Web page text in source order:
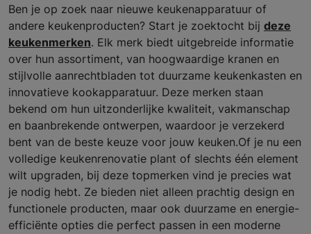
Ben je op zoek naar nieuwe keukenapparatuur of
andere keukenproducten? Start je zoektocht bij deze
keukenmerken. Elk merk biedt uitgebreide informatie
over hun assortiment, van hoogwaardige kranen en
stijlvolle aanrechtbladen tot duurzame keukenkasten en
innovatieve kookapparatuur. Deze merken staan
bekend om hun uitzonderlijke kwaliteit, vakmanschap
en baanbrekende ontwerpen, waardoor je verzekerd
bent van de beste keuze voor jouw keuken.Of je nu een
volledige keukenrenovatie plant of slechts één element
wilt upgraden, bij deze topmerken vind je precies wat
je nodig hebt. Ze bieden niet alleen prachtig design en
functionele producten, maar ook duurzame en energie-
efficiënte opties die perfect passen in een moderne